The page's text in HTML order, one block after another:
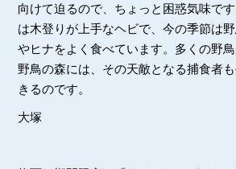
向けて迫るので、ちょっと困惑気味で
は木登りが上手なヘビで、今の季節は
やヒナをよく食べています。多くの野
野鳥の森には、その天敵となる捕食者
きるのです。
大塚